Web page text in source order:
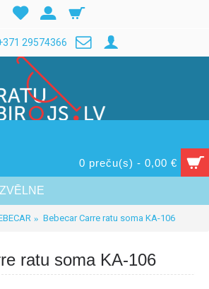
29574366
0 preču(s) - 0,00 €
Bebecar Carre ratu soma KA-106
ratu soma KA-106